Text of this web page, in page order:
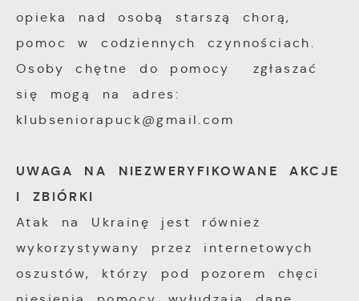
opieka nad osobą starszą chorą,
pomoc w codziennych czynnościach.
Osoby chętne do pomocy zgłaszać
się mogą na adres:
klubseniorapuck@gmail.com
UWAGA NA NIEZWERYFIKOWANE AKCJE
I ZBIÓRKI
Atak na Ukrainę jest również
wykorzystywany przez internetowych
oszustów, którzy pod pozorem chęci